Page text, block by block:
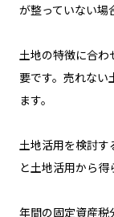
が整っていない場
土地の特徴に合
要です。売れない
ます。
土地活用を検討
と土地活用から得
年間の固定資産税